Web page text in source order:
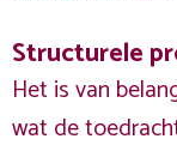
Structurele
Het is van
wat de